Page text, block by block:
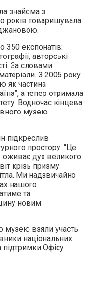
знайома з
років товаришувала
350 експонатів:
авторські
За словами
З 2005 року
як частина
а тепер отримала
Водночас кінцева
музею
підкреслив
простору. “Це
оживає дух великого
крізь призму
Ми надзвичайно
нашого
та
новим
музею взяли участь
національних
підтримки Офісу